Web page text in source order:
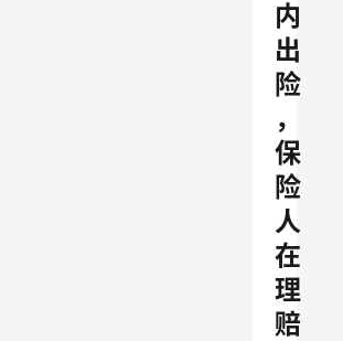
内
出
险
，
保
险
人
在
理
赔